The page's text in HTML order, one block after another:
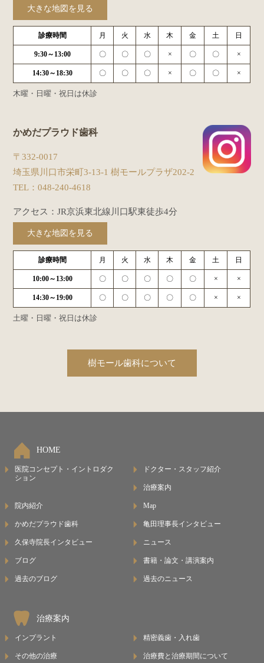
大きな地図を見る
診療時間 月 火 水 木 金 土 日
9:30～13:00 〇 〇 〇 × 〇 〇 ×
14:30～18:30 〇 〇 〇 × 〇 〇 ×
木曜・日曜・祝日は休診
かめだプラウド歯科
〒332-0017
埼玉県川口市栄町3-13-1 樹モールプラザ202-2
TEL：048-240-4618
アクセス：JR京浜東北線川口駅東徒歩4分
大きな地図を見る
診療時間 月 火 水 木 金 土 日
10:00～13:00 〇 〇 〇 〇 〇 × ×
14:30～19:00 〇 〇 〇 〇 〇 × ×
土曜・日曜・祝日は休診
樹モール歯科について
HOME
医院コンセプト・イントロダク
ション
ドクター・スタッフ紹介
治療案内
院内紹介 Map
かめだプラウド歯科 亀田理事長インタビュー
久保寺院長インタビュー ニュース
ブログ 書籍・論文・講演案内
過去のブログ 過去のニュース
治療案内
インプラント 精密義歯・入れ歯
その他の治療 治療費と治療期間について